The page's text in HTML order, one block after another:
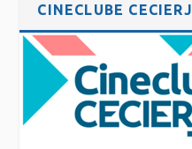
CINECLUBE CECIERJ